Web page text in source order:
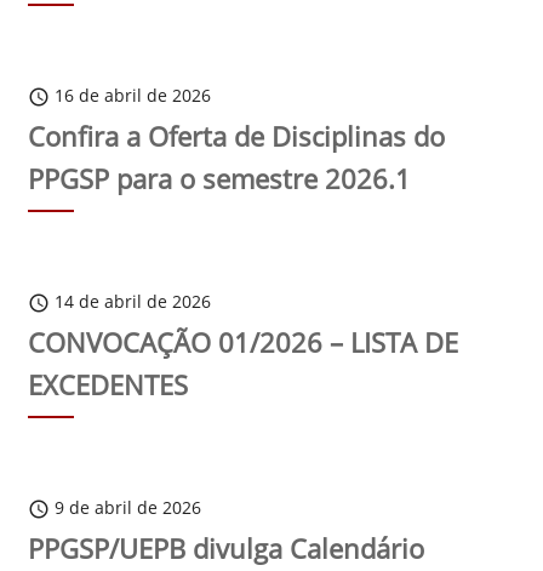
schedule 16 de abril de 2026
Confira a Oferta de Disciplinas do
PPGSP para o semestre 2026.1
schedule 14 de abril de 2026
CONVOCAÇÃO 01/2026 – LISTA DE
EXCEDENTES
schedule 9 de abril de 2026
PPGSP/UEPB divulga Calendário